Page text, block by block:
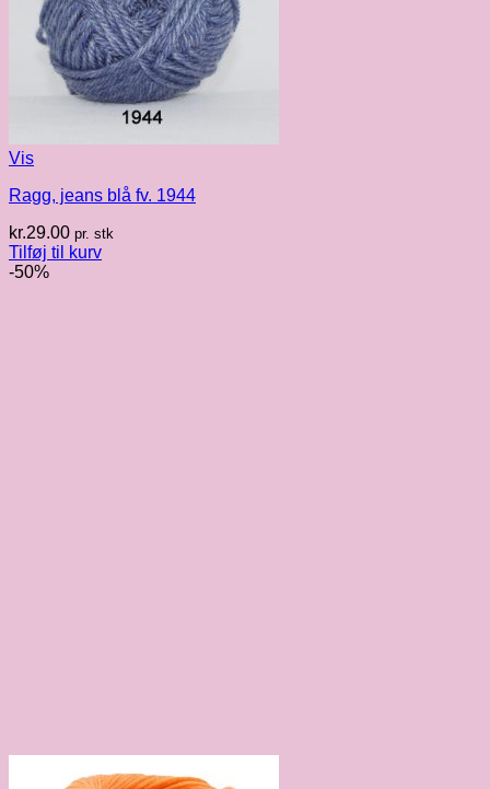
Vis
Ragg, jeans blå fv. 1944
kr.29.00 pr. stk
Tilføj til kurv
-50%